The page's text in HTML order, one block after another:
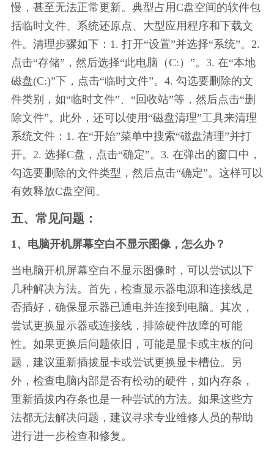
慢，甚至无法正常更新。典型占用C盘空间的软件包
括临时文件、系统还原点、大型应用程序和下载文
件。清理步骤如下：1. 打开“设置”并选择“系统”。2.
点击“存储”，然后选择“此电脑（C:）”。3. 在“本地
磁盘(C:)”下，点击“临时文件”。4. 勾选要删除的文
件类别，如“临时文件”、“回收站”等，然后点击“删
除文件”。此外，还可以使用“磁盘清理”工具来清理
系统文件：1. 在“开始”菜单中搜索“磁盘清理”并打
开。2. 选择C盘，点击“确定”。3. 在弹出的窗口中，
勾选要删除的文件类型，然后点击“确定”。这样可以
有效释放C盘空间。
五、常见问题：
1、电脑开机屏幕空白不显示图像，怎么办？
当电脑开机屏幕空白不显示图像时，可以尝试以下
几种解决方法。首先，检查显示器电源和连接线是
否插好，确保显示器已通电并连接到电脑。其次，
尝试更换显示器或连接线，排除硬件故障的可能
性。如果更换后问题依旧，可能是显卡或主板的问
题，建议重新插拔显卡或尝试更换显卡槽位。另
外，检查电脑内部是否有松动的硬件，如内存条，
重新插拔内存条也是一种尝试的方法。如果这些方
法都无法解决问题，建议寻求专业维修人员的帮助
进行进一步检查和修复。